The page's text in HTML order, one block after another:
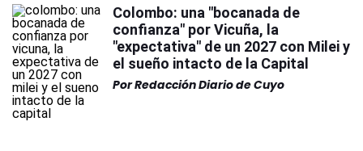
Colombo: una "bocanada de
confianza" por Vicuña, la
"expectativa" de un 2027 con Milei y
el sueño intacto de la Capital
PorRedacción Diario de Cuyo